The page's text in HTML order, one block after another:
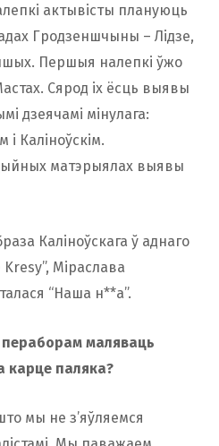
актывісты плануюць
Гродзеншчыны – Лідзе,
Першыя налепкі ўжо
Сярод іх ёсць выявы
дзеячамі мінулага:
Каліноўскім.
матэрыялах выявы
Каліноўскага ў аднаго
Міраслава
“Наша н**а”.
маляваць
карце паляка?
мы не з’яўляемся